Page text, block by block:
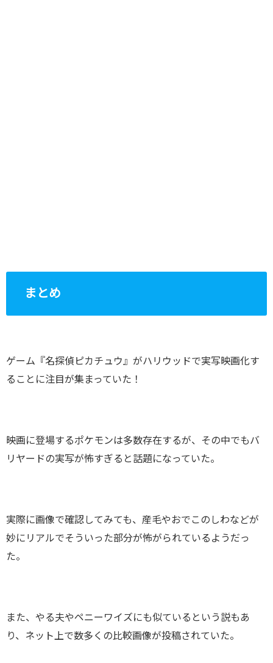
まとめ
ゲーム『名探偵ピカチュウ』がハリウッドで実写映画化す
ることに注目が集まっていた！
映画に登場するポケモンは多数存在するが、その中でもバ
リヤードの実写が怖すぎると話題になっていた。
実際に画像で確認してみても、産毛やおでこのしわなどが
妙にリアルでそういった部分が怖がられているようだっ
た。
また、やる夫やペニーワイズにも似ているという説もあ
り、ネット上で数多くの比較画像が投稿されていた。